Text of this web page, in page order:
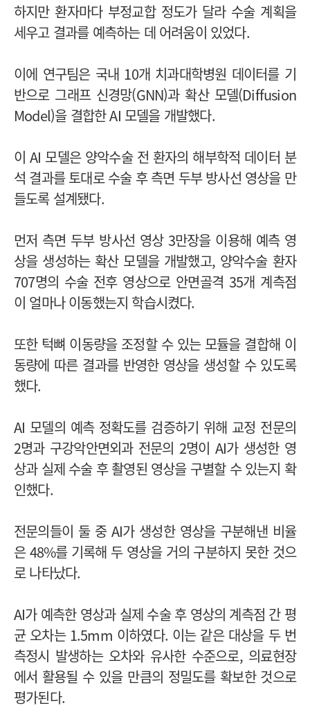
하지만 환자마다 부정교합 정도가 달라 수술 계획을
세우고 결과를 예측하는 데 어려움이 있었다.
이에 연구팀은 국내 10개 치과대학병원 데이터를 기
반으로 그래프 신경망(GNN)과 확산 모델(Diffusion
Model)을 결합한 AI 모델을 개발했다.
이 AI 모델은 양악수술 전 환자의 해부학적 데이터 분
석 결과를 토대로 수술 후 측면 두부 방사선 영상을 만
들도록 설계됐다.
먼저 측면 두부 방사선 영상 3만장을 이용해 예측 영
상을 생성하는 확산 모델을 개발했고, 양악수술 환자
707명의 수술 전후 영상으로 안면골격 35개 계측점
이 얼마나 이동했는지 학습시켰다.
또한 턱뼈 이동량을 조정할 수 있는 모듈을 결합해 이
동량에 따른 결과를 반영한 영상을 생성할 수 있도록
했다.
AI 모델의 예측 정확도를 검증하기 위해 교정 전문의
2명과 구강악안면외과 전문의 2명이 AI가 생성한 영
상과 실제 수술 후 촬영된 영상을 구별할 수 있는지 확
인했다.
전문의들이 둘 중 AI가 생성한 영상을 구분해낸 비율
은 48%를 기록해 두 영상을 거의 구분하지 못한 것으
로 나타났다.
AI가 예측한 영상과 실제 수술 후 영상의 계측점 간 평
균 오차는 1.5mm 이하였다. 이는 같은 대상을 두 번
측정시 발생하는 오차와 유사한 수준으로, 의료현장
에서 활용될 수 있을 만큼의 정밀도를 확보한 것으로
평가된다.